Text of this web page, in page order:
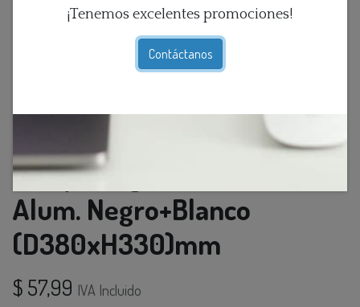
¡Tenemos excelentes promociones!
Contáctanos
Lamp. Colg. 1L E27 Red.
Alum. Negro+Blanco
(D380xH330)mm
$ 57,99 IVA Incluido